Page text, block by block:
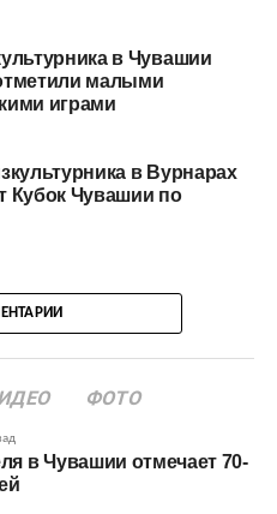
в Чувашии
малыми
играми
в Вурнарах
Кубок Чувашии по
ФОТО
в Чувашии отмечает 70-